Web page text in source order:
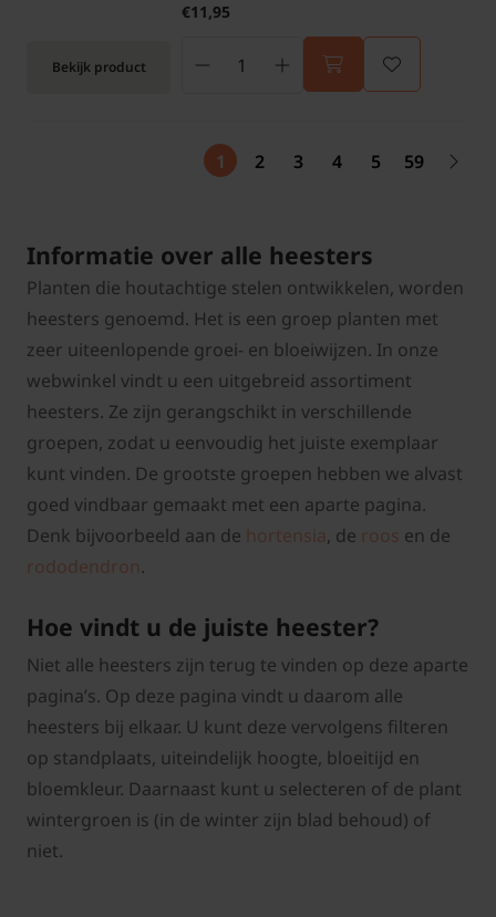
Bekijk product
€11,95
1 2 3 4 5 59
Informatie over alle heesters
Planten die houtachtige stelen ontwikkelen, worden
heesters genoemd. Het is een groep planten met
zeer uiteenlopende groei- en bloeiwijzen. In onze
webwinkel vindt u een uitgebreid assortiment
heesters. Ze zijn gerangschikt in verschillende
groepen, zodat u eenvoudig het juiste exemplaar
kunt vinden. De grootste groepen hebben we alvast
goed vindbaar gemaakt met een aparte pagina.
Denk bijvoorbeeld aan de hortensia, de roos en de
rododendron.
Hoe vindt u de juiste heester?
Niet alle heesters zijn terug te vinden op deze aparte
pagina’s. Op deze pagina vindt u daarom alle
heesters bij elkaar. U kunt deze vervolgens filteren
op standplaats, uiteindelijk hoogte, bloeitijd en
bloemkleur. Daarnaast kunt u selecteren of de plant
wintergroen is (in de winter zijn blad behoud) of
niet.